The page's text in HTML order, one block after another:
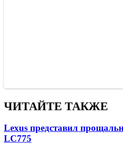
ЧИТАЙТЕ ТАКЖЕ
Lexus представил
LC775